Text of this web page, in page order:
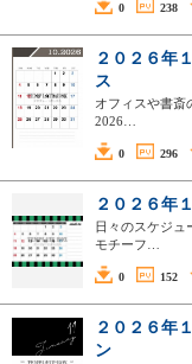
0 238
２０２６年
ス
オフィスや書斎
2026…
0 296
２０２６年
日々のスケジュ
モチーフ…
0 152
２０２６年
ン